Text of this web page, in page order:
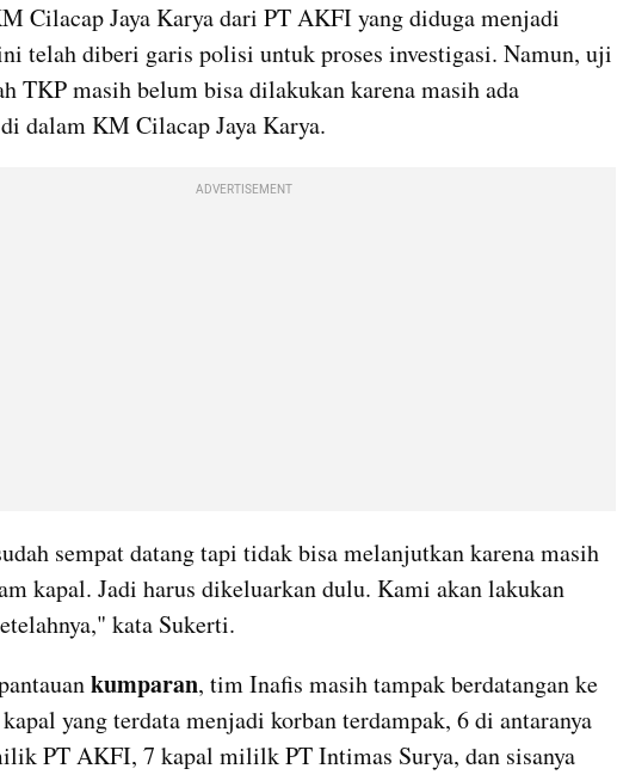
Cilacap Jaya Karya dari PT AKFI yang diduga menjadi
telah diberi garis polisi untuk proses investigasi. Namun, uji
TKP masih belum bisa dilakukan karena masih ada
dalam KM Cilacap Jaya Karya.
ADVERTISEMENT
sempat datang tapi tidak bisa melanjutkan karena masih
kapal. Jadi harus dikeluarkan dulu. Kami akan lakukan
kata Sukerti.
kumparan, tim Inafis masih tampak berdatangan ke
yang terdata menjadi korban terdampak, 6 di antaranya
PT AKFI, 7 kapal mililk PT Intimas Surya, dan sisanya